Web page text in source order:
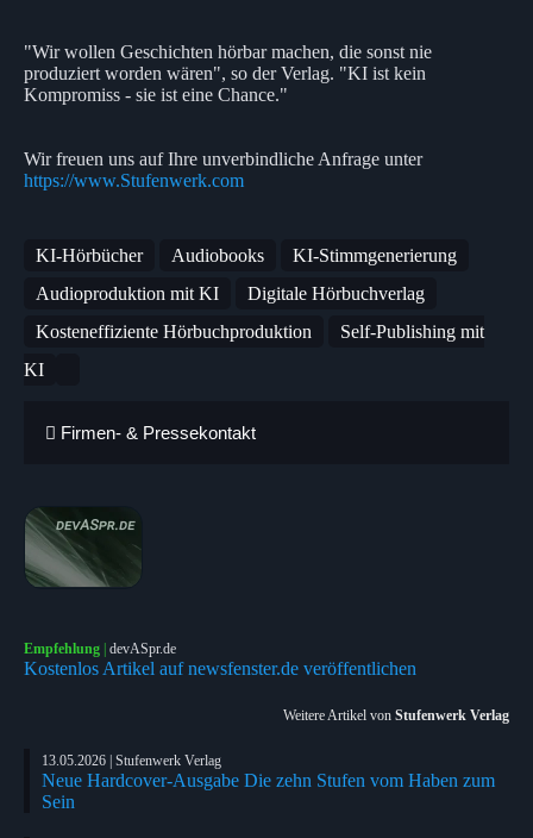
"Wir wollen Geschichten hörbar machen, die sonst nie
produziert worden wären", so der Verlag. "KI ist kein
Kompromiss - sie ist eine Chance."
Wir freuen uns auf Ihre unverbindliche Anfrage unter
https://www.Stufenwerk.com
KI‑Hörbücher Audiobooks
KI‑Stimmgenerierung
Audioproduktion mit KI
Digitale Hörbuchverlag
Kosteneffiziente Hörbuchproduktion
Self‑Publishing mit
KI
Firmen- & Pressekontakt
Empfehlung | devASpr.de
Kostenlos Artikel auf newsfenster.de veröffentlichen
Weitere Artikel von Stufenwerk Verlag
13.05.2026 | Stufenwerk Verlag
Neue Hardcover-Ausgabe Die zehn Stufen vom Haben zum
Sein